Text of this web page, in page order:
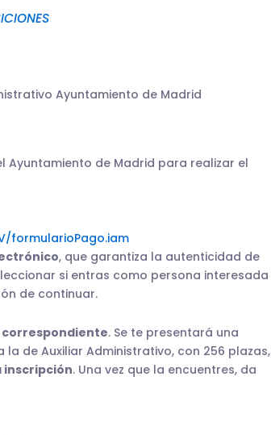
Ayuntamiento de Madrid
Ayuntamiento de Madrid para realizar el
formularioPago.iam
, que garantiza la autenticidad de
si entras como persona interesada
de continuar.
correspondiente. Se te presentará una
de Auxiliar Administrativo, con 256 plazas,
inscripción. Una vez que la encuentres, da